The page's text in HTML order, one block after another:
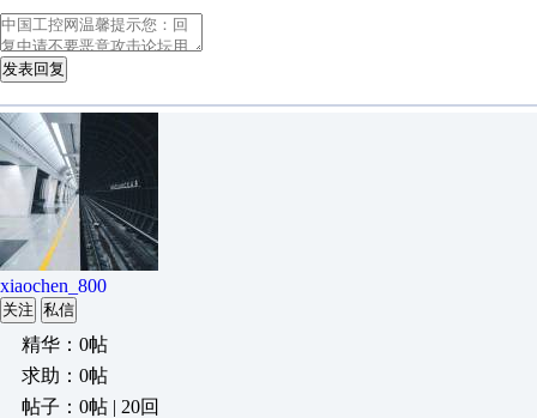
发表回复
xiaochen_800
关注 私信
精华：0帖
求助：0帖
帖子：0帖 | 20回